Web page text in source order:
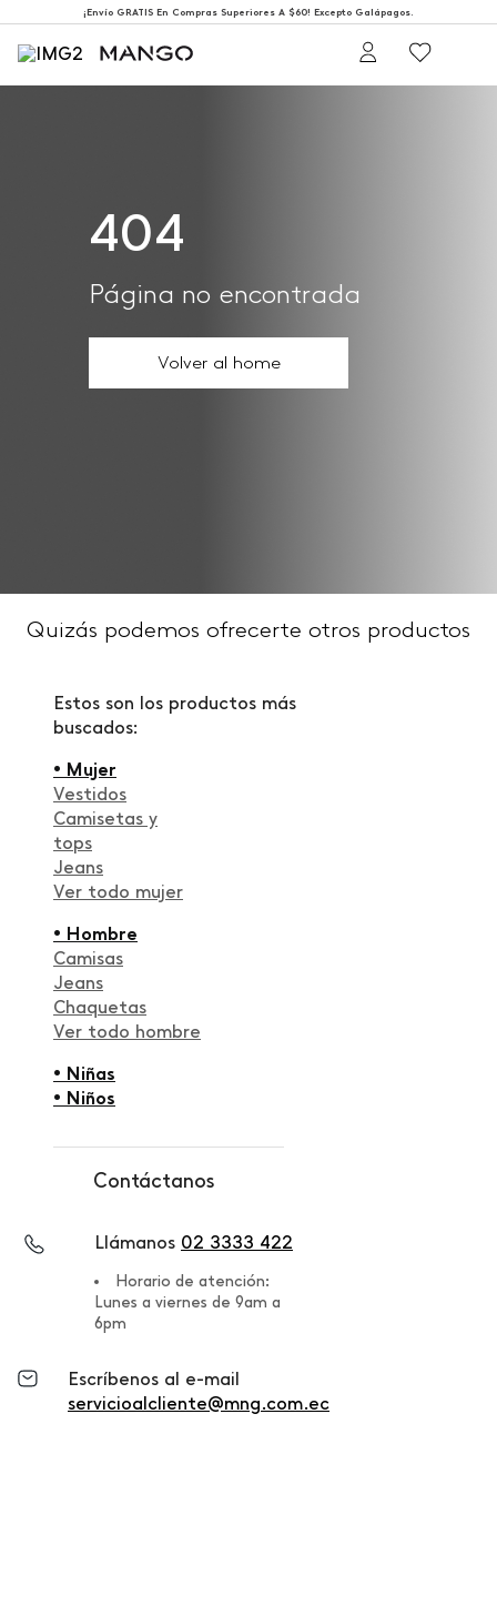
¡Envío GRATIS En Compras Superiores A $60! Excepto Galápagos.
404
Página no encontrada
Volver al home
Quizás podemos ofrecerte otros productos
Estos son los productos más
buscados:
• Mujer
Vestidos
Camisetas y
tops
Jeans
Ver todo mujer
• Hombre
Camisas
Jeans
Chaquetas
Ver todo hombre
• Niñas
• Niños
Contáctanos
Llámanos 02 3333 422
Horario de atención:
Lunes a viernes de 9am a
6pm
Escríbenos al e-mail
servicioalcliente@mng.com.ec